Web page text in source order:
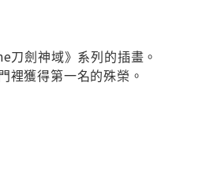
劍神域》系列的插畫。
裡獲得第一名的殊榮。